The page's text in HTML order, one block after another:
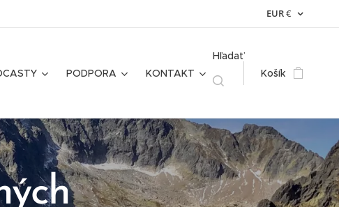
EUR€
PODPORA KONTAKT
Hľadať
Košík